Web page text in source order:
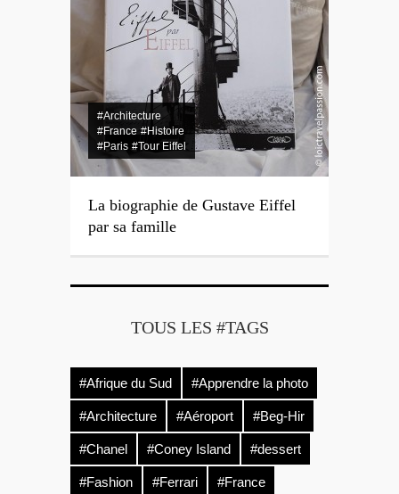
#Architecture
#France #Histoire
#Paris #Tour Eiffel
La biographie de Gustave Eiffel
par sa famille
TOUS LES #TAGS
#Afrique du Sud #Apprendre la photo
#Architecture #Aéroport #Beg-Hir
#Chanel #Coney Island #dessert
#Fashion #Ferrari #France